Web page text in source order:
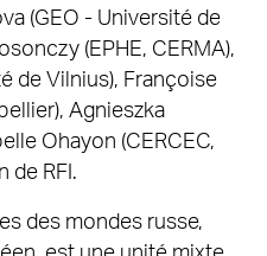
(GEO - Université de
(EPHE, CERMA),
de Vilnius), Françoise
Agnieszka
Ohayon (CERCEC,
de RFI.
des mondes russe,